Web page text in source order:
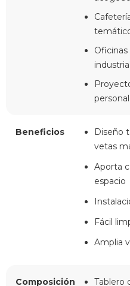
industrial
Beneficios
Diseño
vetas
Aporta
espacio
Fácil
Amplia
Composición
Tablero